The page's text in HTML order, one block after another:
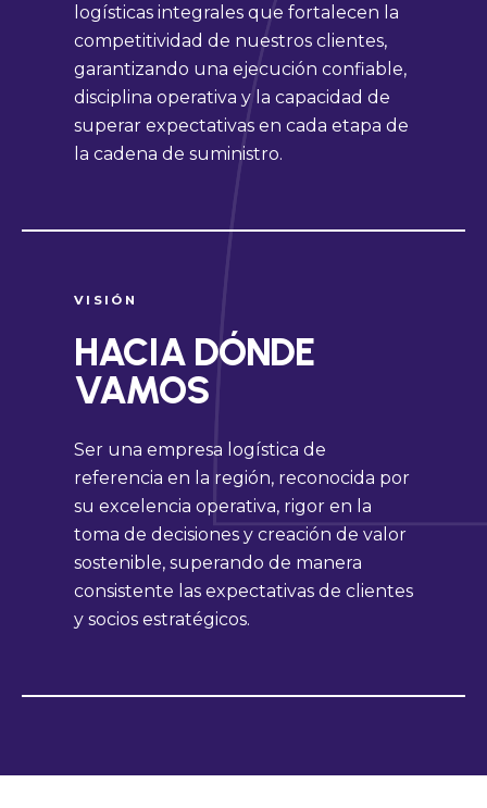
logísticas integrales que fortalecen la
competitividad de nuestros clientes,
garantizando una ejecución confiable,
disciplina operativa y la capacidad de
superar expectativas en cada etapa de
la cadena de suministro.
VISIÓN
HACIA DÓNDE
VAMOS
Ser una empresa logística de
referencia en la región, reconocida por
su excelencia operativa, rigor en la
toma de decisiones y creación de valor
sostenible, superando de manera
consistente las expectativas de clientes
y socios estratégicos.